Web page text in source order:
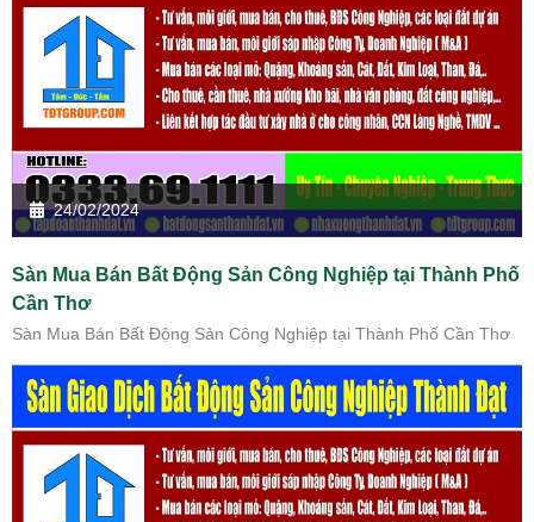
24/02/2024
Sàn Mua Bán Bất Động Sản Công Nghiệp tại Thành Phố
Cần Thơ
Sàn Mua Bán Bất Động Sản Công Nghiệp tại Thành Phố Cần Thơ